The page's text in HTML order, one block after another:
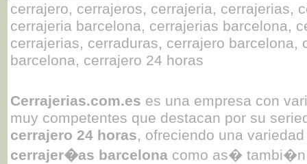
cerrajero, cerrajeros, cerrajeria, cerrajerias,
cerrajeria barcelona, cerrajerias barcelona,
cerrajerias, cerraduras, cerrajero
barcelona, cerrajero 24 horas
Cerrajerias.com.es es una empresa con
muy competentes que destacan por su
cerrajero 24 horas, ofreciendo una
cerrajer�as barcelona como as�